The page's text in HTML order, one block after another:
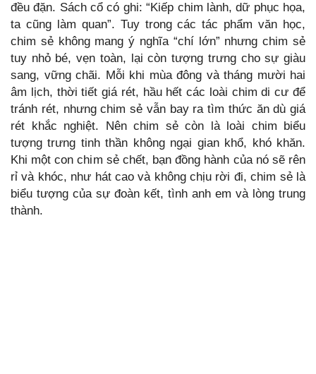
đều đặn. Sách cổ có ghi: “Kiếp chim lành, dữ phục họa,
ta cũng làm quan”. Tuy trong các tác phẩm văn học,
chim sẻ không mang ý nghĩa “chí lớn” nhưng chim sẻ
tuy nhỏ bé, vẹn toàn, lại còn tượng trưng cho sự giàu
sang, vững chãi. Mỗi khi mùa đông và tháng mười hai
âm lịch, thời tiết giá rét, hầu hết các loài chim di cư để
tránh rét, nhưng chim sẻ vẫn bay ra tìm thức ăn dù giá
rét khắc nghiệt. Nên chim sẻ còn là loài chim biểu
tượng trưng tinh thần không ngại gian khổ, khó khăn.
Khi một con chim sẻ chết, bạn đồng hành của nó sẽ rên
rỉ và khóc, như hát cao và không chịu rời đi, chim sẻ là
biểu tượng của sự đoàn kết, tình anh em và lòng trung
thành.